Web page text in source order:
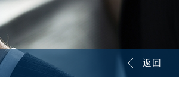
返回